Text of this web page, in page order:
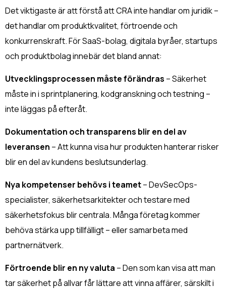
Det viktigaste är att förstå att CRA inte handlar om juridik –
det handlar om produktkvalitet, förtroende och
konkurrenskraft.För SaaS-bolag, digitala byråer, startups
och produktbolag innebär det bland annat:
Utvecklingsprocessen måste förändras –Säkerhet
måste in i sprintplanering, kodgranskning och testning –
inte läggas på efteråt.
Dokumentation och transparens blir en del av
leveransen – Att kunna visa hur produkten hanterar risker
blir en del av kundens beslutsunderlag.
Nya kompetenser behövs i teamet– DevSecOps-
specialister, säkerhetsarkitekter och testare med
säkerhetsfokus blir centrala.Många företag kommer
behöva stärka upp tillfälligt – eller samarbeta med
partnernätverk.
Förtroende blir en ny valuta –Den som kan visa att man
tar säkerhet på allvar får lättare att vinna affärer, särskilt i